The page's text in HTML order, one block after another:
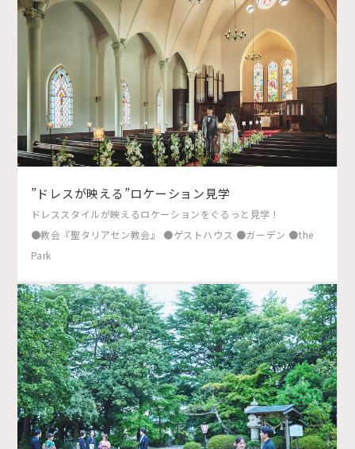
”ドレスが映える”ロケーション見学
ドレススタイルが映えるロケーションをぐるっと見学！
●教会『聖タリアセン教会』 ●ゲストハウス ●ガーデン ●the
Park